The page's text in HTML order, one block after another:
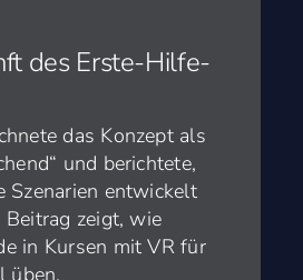
des Erste-Hilfe-
das Konzept als
und berichtete,
Szenarien entwickelt
zeigt, wie
in Kursen mit VR für